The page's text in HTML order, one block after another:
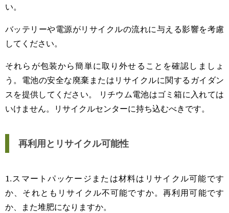
い。
バッテリーや電源がリサイクルの流れに与える影響を考慮
してください。
それらが包装から簡単に取り外せることを確認しましょ
う。電池の安全な廃棄またはリサイクルに関するガイダン
スを提供してください。 リチウム電池はゴミ箱に入れては
いけません。リサイクルセンターに持ち込むべきです。
再利用とリサイクル可能性
1.スマートパッケージまたは材料はリサイクル可能です
か、それともリサイクル不可能ですか。再利用可能です
か、また堆肥になりますか。